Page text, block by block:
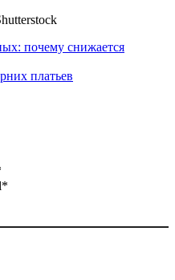
почему снижается
платьев